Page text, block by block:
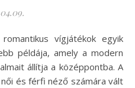
példája, amely a modern
állítja a középpontba. A
és férfi néző számára vált